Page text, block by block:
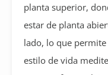
planta superior,
estar de planta
lado, lo que
estilo de vida